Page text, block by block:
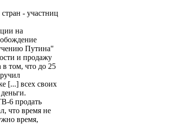
- участниц
на
Путина"
и продажу
в том, что до 25
[...] всех своих
6 продать
что время не
время,